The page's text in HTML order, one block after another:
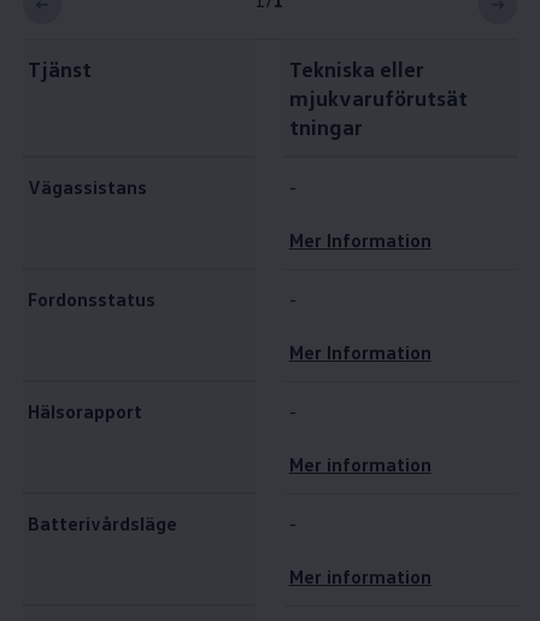
Tjänst
Tekniska eller
mjukvaruförutsät
tningar
Vägassistans -
Mer Information
Fordonsstatus -
Mer Information
Hälsorapport -
Mer information
Batterivårdsläge -
Mer information